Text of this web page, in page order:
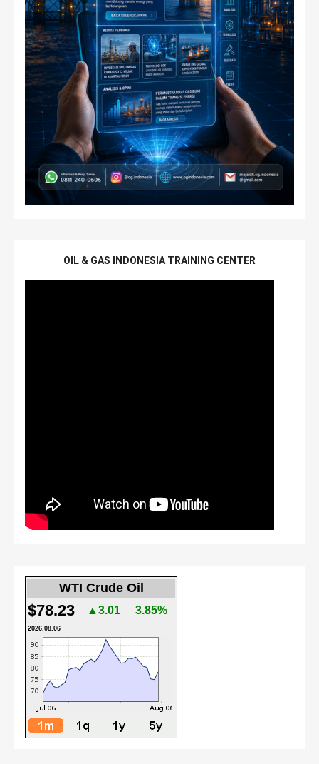
OIL & GAS INDONESIA TRAINING CENTER
WTI Crude Oil
$78.23 ▲3.01 3.85%
2026.08.06